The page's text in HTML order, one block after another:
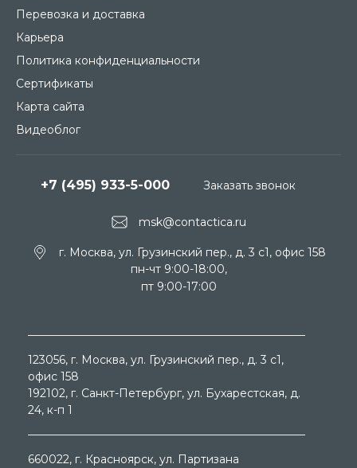
Перевозка и доставка
Карьера
Политика конфиденциальности
Сертификаты
Карта сайта
Видеоблог
msk@contactica.ru
+7 (495) 933-5-000
г. Москва, ул. Грузинский пер., д. 3 c1, офис 158
пн-чт 9:00-18:00,
пт 9:00-17:00
Заказать звонок
123056, г. Москва, ул. Грузинский пер., д. 3 c1,
офис 158
192102, г. Санкт-Петербург, ул. Бухарестская, д.
24, к-п 1
660022, г. Красноярск, ул. Партизана